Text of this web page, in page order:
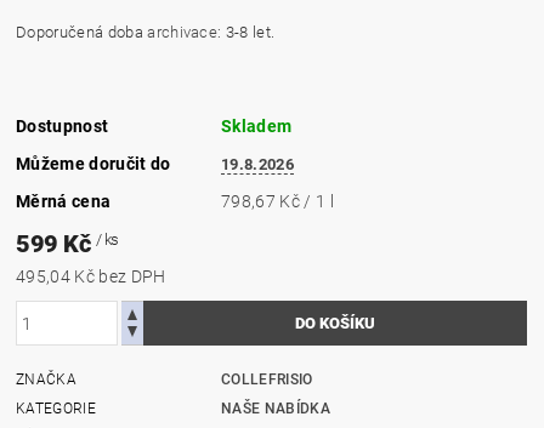
Doporučená dobaarchivace: 3-8 let.
Dostupnost
Skladem
Můžeme doručit do
19.8.2026
Měrná cena 798,67 Kč / 1 l
599 Kč / ks
495,04 Kč bez DPH
ZNAČKA
COLLEFRISIO
KATEGORIE
NAŠE NABÍDKA